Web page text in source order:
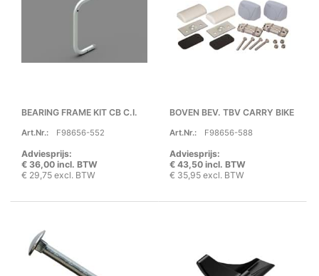
BEARING FRAME KIT CB C.I.
Art.Nr.: F98656-552
Adviesprijs:
€ 36,00 incl. BTW
€ 29,75 excl. BTW
BOVEN BEV. TBV CARRY BIKE
Art.Nr.: F98656-588
Adviesprijs:
€ 43,50 incl. BTW
€ 35,95 excl. BTW